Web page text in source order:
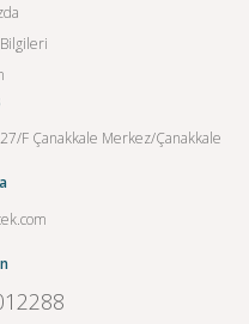
F Çanakkale Merkez/Çanakkale